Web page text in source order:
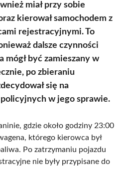
miał przy sobie
kierował samochodem z
rejestracyjnymi. To
dalsze czynności
mógł być zamieszany w
po zbieraniu
się na
w jego sprawie.
gdzie około godziny 23:00
którego kierowca był
Po zatrzymaniu pojazdu
nie były przypisane do